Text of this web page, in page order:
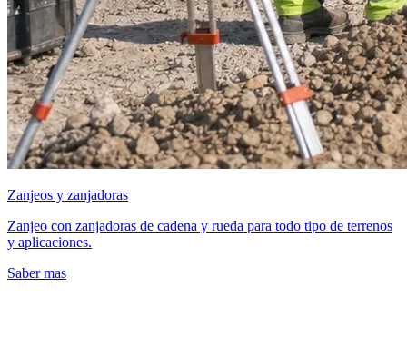
Zanjeos y zanjadoras
Zanjeo con zanjadoras de cadena y rueda para todo tipo de terrenos
y aplicaciones.
Saber mas